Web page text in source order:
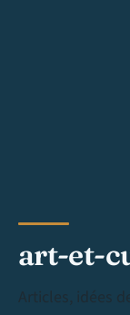
art-et-
Articles, idées